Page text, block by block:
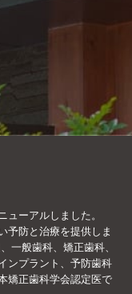
ーアルしました。
予防と治療を提供しま
一般歯科、矯正歯科、
ンプラント、予防歯科
矯正歯科学会認定医で